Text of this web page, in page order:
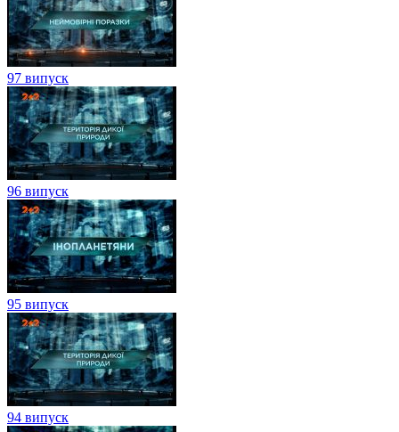
97 випуск
96 випуск
95 випуск
94 випуск